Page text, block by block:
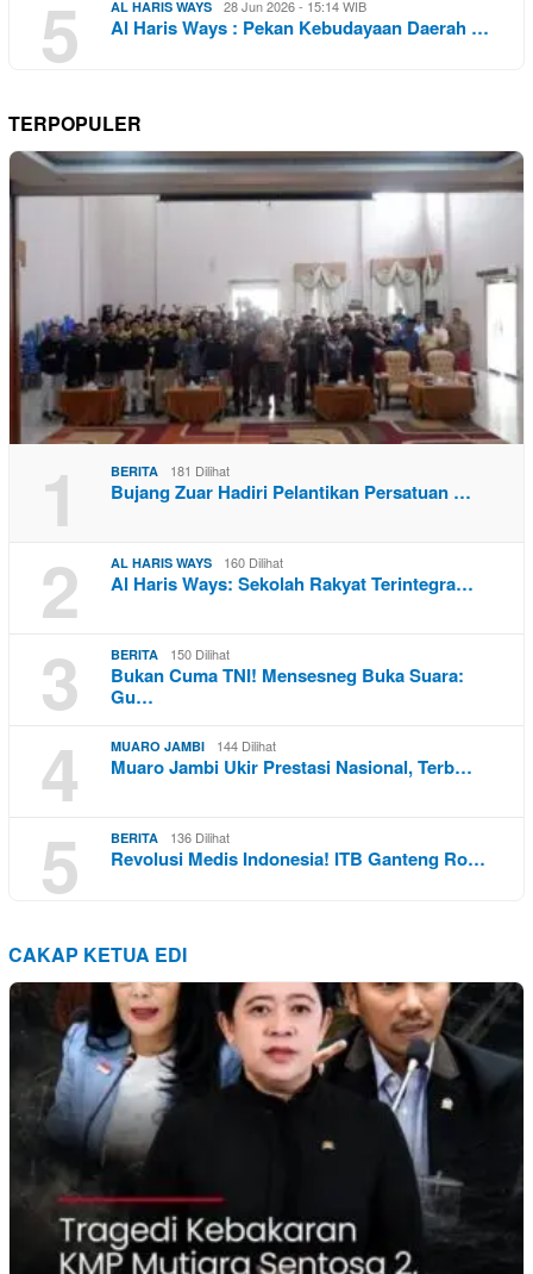
5 AL HARIS WAYS 28 Jun 2026 - 15:14 WIB
Al Haris Ways : Pekan Kebudayaan Daerah …
TERPOPULER
1 BERITA 181 Dilihat
Bujang Zuar Hadiri Pelantikan Persatuan …
2 AL HARIS WAYS 160 Dilihat
Al Haris Ways: Sekolah Rakyat Terintegra…
3 BERITA 150 Dilihat
Bukan Cuma TNI! Mensesneg Buka Suara:
Gu…
4 MUARO JAMBI 144 Dilihat
Muaro Jambi Ukir Prestasi Nasional, Terb…
5 BERITA 136 Dilihat
Revolusi Medis Indonesia! ITB Ganteng Ro…
CAKAP KETUA EDI